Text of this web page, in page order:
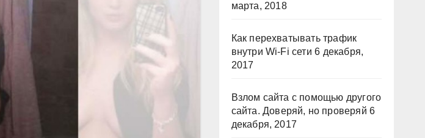
марта, 2018
Как перехватывать трафик
внутри Wi-Fi сети 6 декабря,
2017
Взлом сайта с помощью другого
сайта. Доверяй, но проверяй 6
декабря, 2017